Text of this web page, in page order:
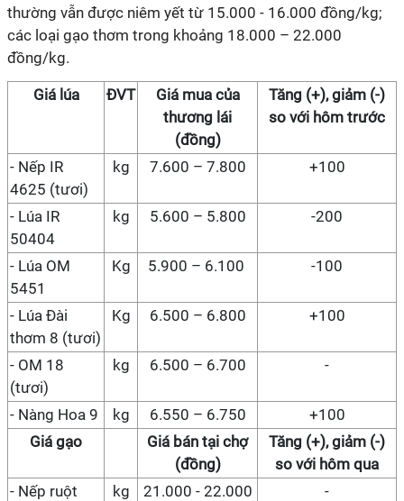
thường vẫn được niêm yết từ 15.000 - 16.000 đồng/kg;
các loại gạo thơm trong khoảng 18.000 – 22.000
đồng/kg.
Giá lúa ĐVT
Giá mua của
thương lái
(đồng)
Tăng (+), giảm (-)
so với hôm trước
- Nếp IR
4625 (tươi)
kg 7.600 – 7.800 +100
- Lúa IR
50404
kg 5.600 – 5.800 -200
- Lúa OM
5451
Kg 5.900 – 6.100 -100
- Lúa Đài
thơm 8 (tươi)
Kg 6.500 – 6.800 +100
- OM 18
(tươi)
kg 6.500 – 6.700 -
- Nàng Hoa 9 kg 6.550 – 6.750
+100
Giá gạo
Giá bán tại chợ
(đồng)
Tăng (+), giảm (-)
so với hôm qua
- Nếp ruột
kg 21.000 - 22.000
-